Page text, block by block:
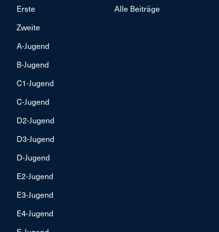
Erste
Zweite
A-Jugend
B-Jugend
C1-Jugend
C-Jugend
D2-Jugend
D3-Jugend
D-Jugend
E2-Jugend
E3-Jugend
E4-Jugend
Alle Beiträge